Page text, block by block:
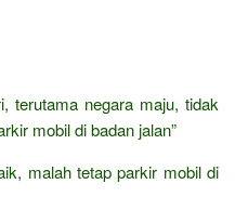
terutama negara maju, tidak
mobil di badan jalan”
malah tetap parkir mobil di